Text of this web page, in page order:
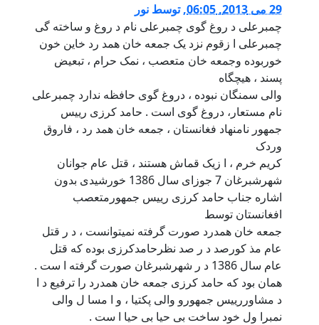
29 می 2013, 06:05 ,توسط نور
چمبرعلی د روغ گوی چمبرعلی نام د روغ و ساخته گی
چمبرعلی ا زقوم نزد یک جمعه خان همد رد خاین خون
خوربوده وجمعه خان متعصب ، نمک حرام ، تبعیض
پسند ، هیچگاه
والی سمنگان نبوده ، دروغ گوی حافظه ندارد چمبرعلی
نام مستعار، دروغ گوی است . حامد کرزی رییس
جمهور نامنهاد فغانستان ، جمعه خان همد رد ، فاروق
وردک
کریم خرم ، ا زیک قماش هستند ، قتل عام جوانان
شهرشبرغان 7 جوزای سال 1386 خورشیدی بدون
اشاره جناب حامد کرزی رییس جمهورمتعصب
افغانستان توسط
جمعه خان همدرد صورت گرفته نمیتوانست ، د ر قتل
عام مذ کورصد د ر صد نظرحامدکرزی بوده که قتل
عام سال 1386 د ر شهرشبرغان صورت گرفته ا ست .
همان بود که حامد کرزی جمعه خان همدرد را ترفیع د ا
د مشاوررییس جمهورو والی پکتیا ، و ا مسا ل والی
نمبرا ول خود ساخت بی حیا بی حیا ا ست .